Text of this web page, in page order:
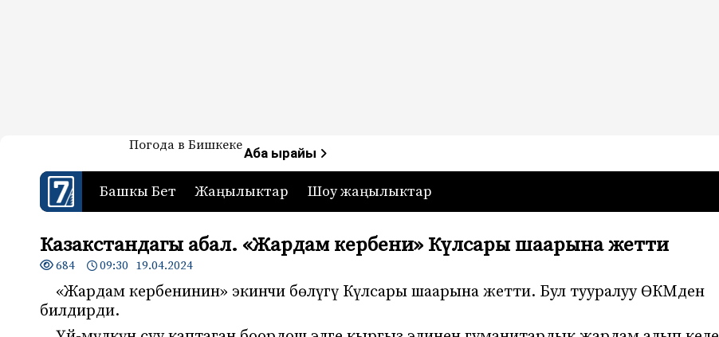
7-канал. Жаңылыктар — Кыргызстан
Жаңылыктар — Кыргызстан
Погода в БишкекеАба ырайы
Башкы Бет Жаңылыктар Шоу жаңылыктар
Казакстандагы абал. «Жардам кербени» Күлсары шаарына жетти
684 09:30 19.04.2024
«Жардам кербенинин» экинчи бөлүгү Күлсары шаарына жетти. Бул тууралуу ӨКМден
билдирди.